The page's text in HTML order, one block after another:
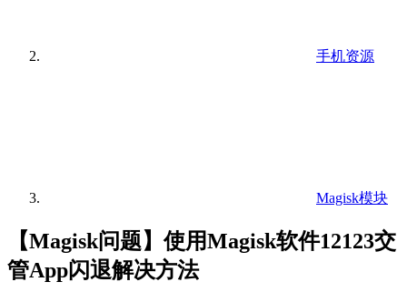
手机资源
Magisk模块
【Magisk问题】使用Magisk软件12123交
管App闪退解决方法